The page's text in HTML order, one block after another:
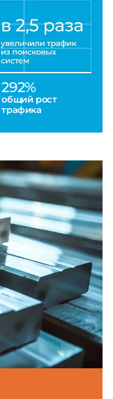
292%
общий рост
трафика